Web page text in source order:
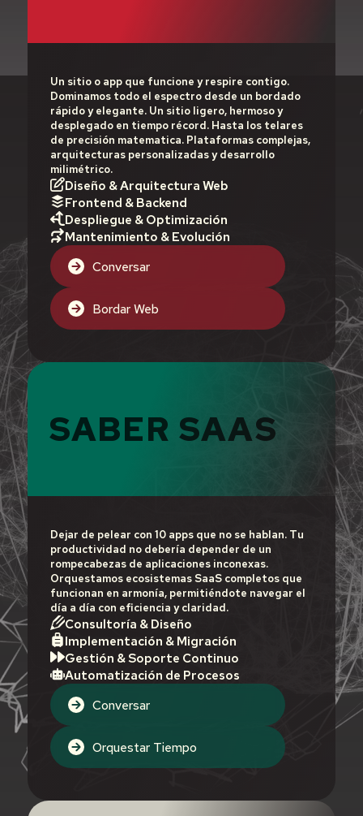
Un sitio o app que funcione y respire contigo.
Dominamos todo el espectro desde un bordado
rápido y elegante. Un sitio ligero, hermoso y
desplegado en tiempo récord. Hasta los telares
de precisión matematica. Plataformas complejas,
arquitecturas personalizadas y desarrollo
milimétrico.
Diseño & Arquitectura Web
Frontend & Backend
Despliegue & Optimización
Mantenimiento & Evolución
Conversar
Bordar Web
SABER SAAS
Dejar de pelear con 10 apps que no se hablan. Tu
productividad no debería depender de un
rompecabezas de aplicaciones inconexas.
Orquestamos ecosistemas SaaS completos que
funcionan en armonía, permitiéndote navegar el
día a día con eficiencia y claridad.
Consultoría & Diseño
Implementación & Migración
Gestión & Soporte Continuo
Automatización de Procesos
Conversar
Orquestar Tiempo